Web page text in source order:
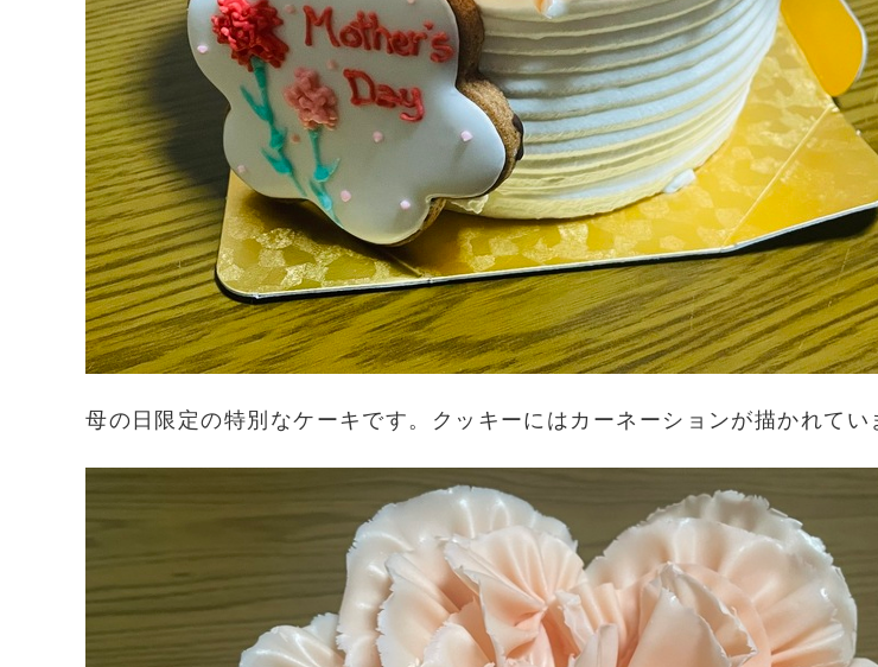
母の日限定の特別なケーキです。クッキーにはカーネーションが描かれてい